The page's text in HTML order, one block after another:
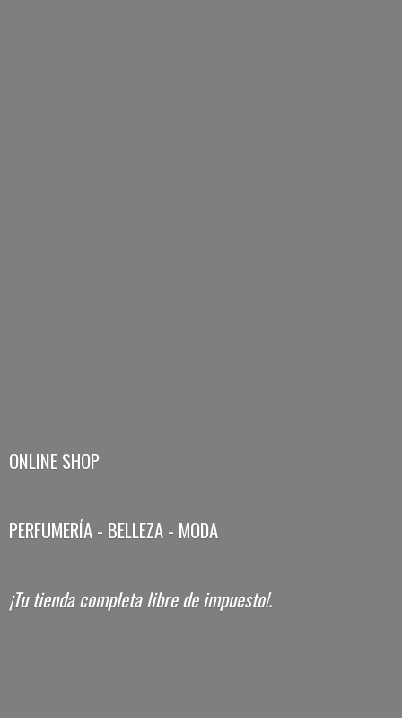
ONLINE SHOP
PERFUMERÍA - BELLEZA - MODA
¡Tu tienda completa librede impuesto!.